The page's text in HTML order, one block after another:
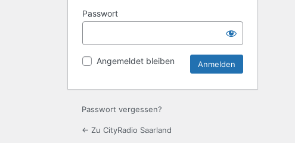
Passwort
Angemeldet bleiben
Passwort vergessen?
← Zu CityRadio Saarland